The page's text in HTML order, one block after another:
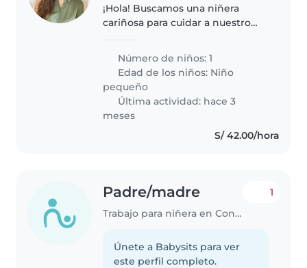
¡Hola! Buscamos una niñera
cariñosa para cuidar a nuestro
lleno de energía, muy amigable
e inteligente. Nos encantaría que
vinieras a nuestra casa para..
Número de niños: 1
Edad de los niños: Niño
pequeño
Última actividad: hace 3
meses
S/ 42.00/hora
Padre/madre
Trabajo para niñera en Concepción
1
Únete a Babysits para ver
este perfil completo.